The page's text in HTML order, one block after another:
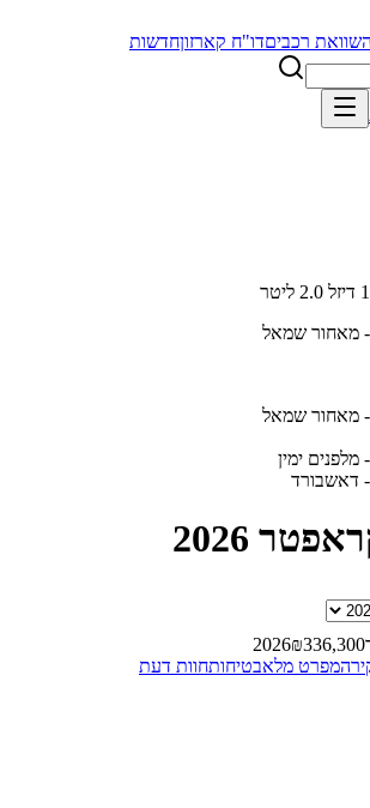
השוואת רכביםדו"ח קארזוןחדשות
2026
2026₪336,300
מפרט מלאבטיחותחוות דעת